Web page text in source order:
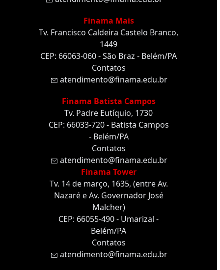
Finama Mais
Tv. Francisco Caldeira Castelo Branco,
1449
CEP: 66063-060 - São Braz - Belém/PA
Contatos
atendimento@finama.edu.br
Finama Batista Campos
Tv. Padre Eutíquio, 1730
CEP: 66033-720 - Batista Campos
- Belém/PA
Contatos
atendimento@finama.edu.br
Finama Tower
Tv. 14 de março, 1635, (entre Av.
Nazaré e Av. Governador José
Malcher)
CEP: 66055-490 - Umarizal -
Belém/PA
Contatos
atendimento@finama.edu.br